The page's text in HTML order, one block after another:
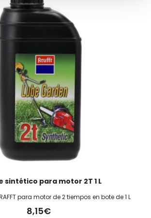
sintético para motor 2T 1 L
para motor de 2 tiempos en bote de 1 L
8,15€